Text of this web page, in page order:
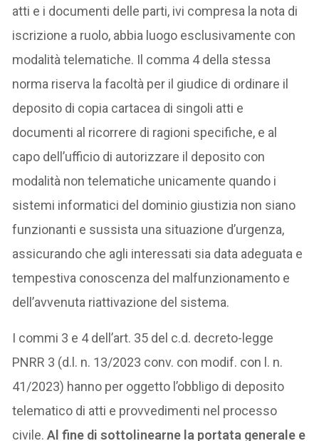
atti e i documenti delle parti, ivi compresa la nota di
iscrizione a ruolo, abbia luogo esclusivamente con
modalità telematiche. Il comma 4 della stessa
norma riserva la facoltà per il giudice di ordinare il
deposito di copia cartacea di singoli atti e
documenti al ricorrere di ragioni specifiche, e al
capo dell’ufficio di autorizzare il deposito con
modalità non telematiche unicamente quando i
sistemi informatici del dominio giustizia non siano
funzionanti e sussista una situazione d’urgenza,
assicurando che agli interessati sia data adeguata e
tempestiva conoscenza del malfunzionamento e
dell’avvenuta riattivazione del sistema.
I commi 3 e 4 dell’art. 35 del c.d. decreto-legge
PNRR 3 (d.l. n. 13/2023 conv. con modif. con l. n.
41/2023) hanno per oggetto l’obbligo di deposito
telematico di atti e provvedimenti nel processo
civile.Al fine di sottolinearne la portata generale e